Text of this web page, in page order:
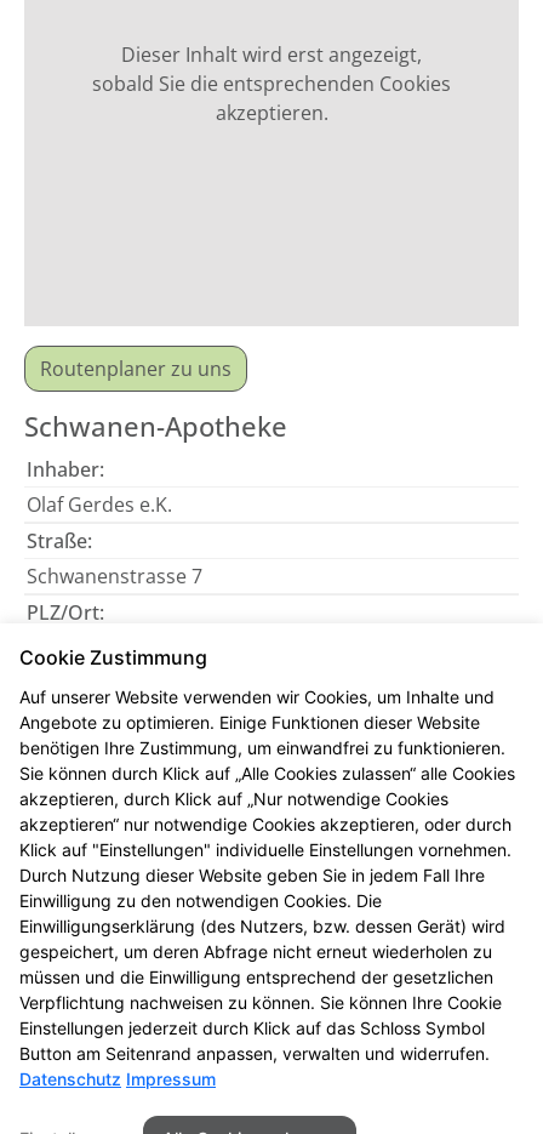
Dieser Inhalt wird erst angezeigt,
sobald Sie die entsprechenden Cookies
akzeptieren.
Routenplaner zu uns
Schwanen-Apotheke
Inhaber:
Olaf Gerdes e.K.
Straße:
Schwanenstrasse 7
PLZ/Ort:
77815 Bühl
Telefon:
+49 (7223) 24522
Fax:
+49 (7223) 4387
E-Mail:
kontakt@schwanen-apotheke-buehl.de
Öffnungszeiten
Mo, Di, Do, Fr : 08:00-12:30 und 14:00-18:30
Mi: 08:00-12:30 und 14:00-18:00
Sa: 08:30-13:00
Seitenübersicht Kontakt
Impressum
Cookie Zustimmung
Auf unserer Website verwenden wir Cookies, um Inhalte und
Angebote zu optimieren. Einige Funktionen dieser Website
benötigen Ihre Zustimmung, um einwandfrei zu funktionieren.
Sie können durch Klick auf „Alle Cookies zulassen“ alle Cookies
akzeptieren, durch Klick auf „Nur notwendige Cookies
akzeptieren“ nur notwendige Cookies akzeptieren, oder durch
Klick auf "Einstellungen" individuelle Einstellungen vornehmen.
Durch Nutzung dieser Website geben Sie in jedem Fall Ihre
Einwilligung zu den notwendigen Cookies. Die
Einwilligungserklärung (des Nutzers, bzw. dessen Gerät) wird
gespeichert, um deren Abfrage nicht erneut wiederholen zu
müssen und die Einwilligung entsprechend der gesetzlichen
Verpflichtung nachweisen zu können. Sie können Ihre Cookie
Einstellungen jederzeit durch Klick auf das Schloss Symbol
Button am Seitenrand anpassen, verwalten und widerrufen.
Datenschutz Impressum